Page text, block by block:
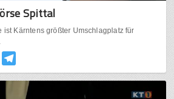
Spittal
ist Kärntens größter Umschlagplatz für